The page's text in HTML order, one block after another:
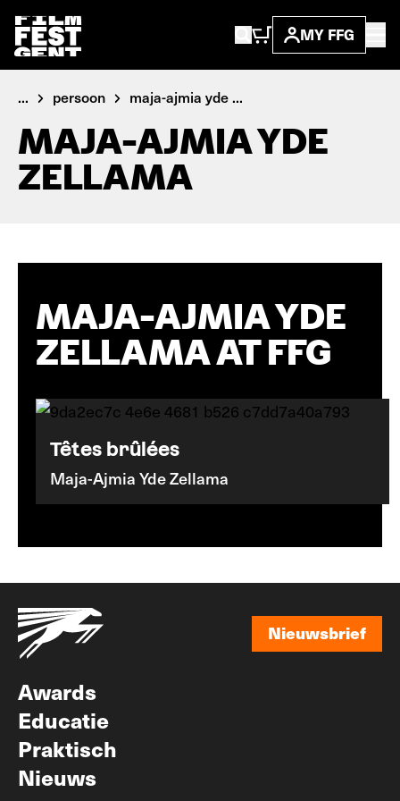
MY FFG
... persoon maja-ajmia yde ...
MAJA-AJMIA YDE
ZELLAMA
MAJA-AJMIA YDE
ZELLAMA AT FFG
Têtes brûlées
Maja-Ajmia Yde Zellama
Nieuwsbrief
Awards
Educatie
Praktisch
Nieuws